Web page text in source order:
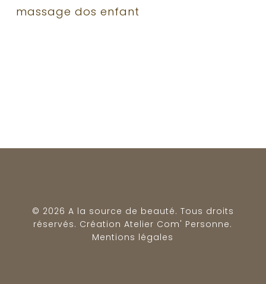
massage dos enfant
© 2026 A la source de beauté. Tous droits
réservés. CréationAtelier Com' Personne.
Mentions légales